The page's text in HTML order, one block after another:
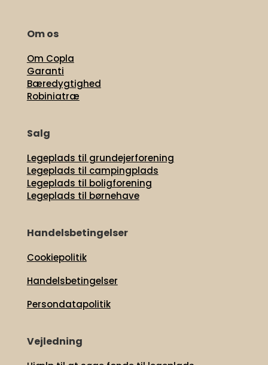
Om os
Om Copla
Garanti
Bæredygtighed
Robiniatræ
Salg
Legeplads til grundejerforening
Legeplads til campingplads
Legeplads til boligforening
Legeplads til børnehave
Handelsbetingelser
Cookiepolitik
Handelsbetingelser
Persondatapolitik
Vejledning